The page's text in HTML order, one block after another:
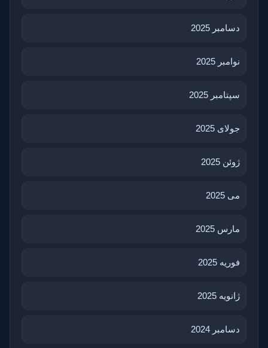
دسامبر 2025
نوامبر 2025
سپتامبر 2025
جولای 2025
ژوئن 2025
می 2025
مارس 2025
فوریه 2025
ژانویه 2025
دسامبر 2024